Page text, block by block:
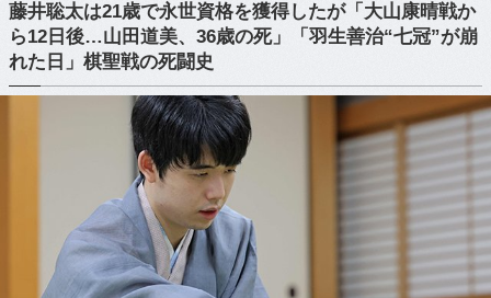
藤井聡太は21歳で永世資格を獲得したが「大山康晴戦か
ら12日後…山田道美、36歳の死」「羽生善治“七冠”が崩
れた日」棋聖戦の死闘史